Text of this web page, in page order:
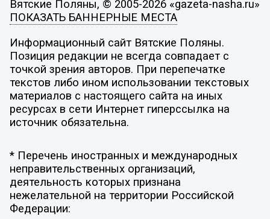
Вятские Поляны, © 2005-2026 «gazeta-nasha.ru»
ПОКАЗАТЬ БАННЕРНЫЕ МЕСТА
Информационный сайт Вятские Поляны.
Позиция редакции не всегда совпадает с
точкой зрения авторов. При перепечатке
текстов либо ином использовании текстовых
материалов с настоящего сайта на иных
ресурсах в сети Интернет гиперссылка на
источник обязательна.
* Перечень иностранных и международных
неправительственных организаций,
деятельность которых признана
нежелательной на территории Российской
Федерации: